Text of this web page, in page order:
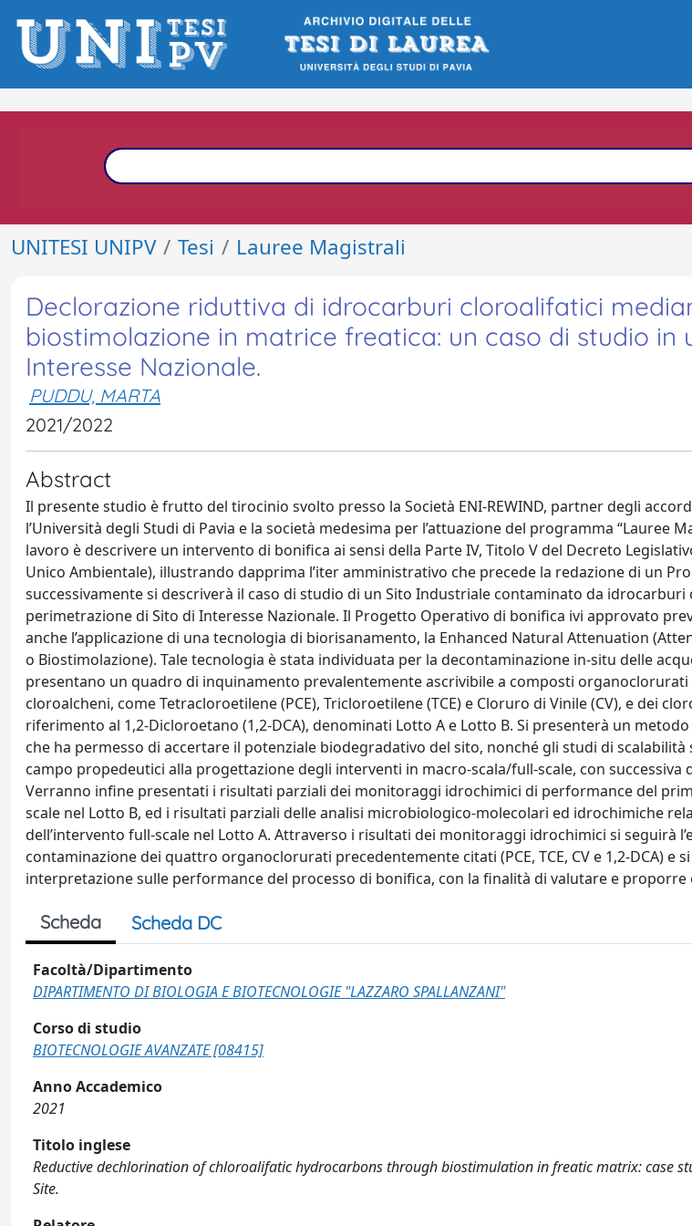
UNITESI UNIPV Tesi Lauree Magistrali
Declorazione riduttiva di idrocarburi cloroalifatici
biostimolazione in matrice freatica: un caso di studio in
Interesse Nazionale.
PUDDU, MARTA
2021/2022
Abstract
Il presente studio è frutto del tirocinio svolto presso la Società ENI-REWIND, partner degli
l’Università degli Studi di Pavia e la società medesima per l’attuazione del programma “Lauree
lavoro è descrivere un intervento di bonifica ai sensi della Parte IV, Titolo V del Decreto
Unico Ambientale), illustrando dapprima l’iter amministrativo che precede la redazione di un
successivamente si descriverà il caso di studio di un Sito Industriale contaminato da
perimetrazione di Sito di Interesse Nazionale. Il Progetto Operativo di bonifica ivi approvato
anche l’applicazione di una tecnologia di biorisanamento, la Enhanced Natural Attenuation
o Biostimolazione). Tale tecnologia è stata individuata per la decontaminazione in-situ delle
presentano un quadro di inquinamento prevalentemente ascrivibile a composti organoclorurati
cloroalcheni, come Tetracloroetilene (PCE), Tricloroetilene (TCE) e Cloruro di Vinile (CV), e dei
riferimento al 1,2-Dicloroetano (1,2-DCA), denominati Lotto A e Lotto B. Si presenterà un
che ha permesso di accertare il potenziale biodegradativo del sito, nonché gli studi di
campo propedeutici alla progettazione degli interventi in macro-scala/full-scale, con successiva
Verranno infine presentati i risultati parziali dei monitoraggi idrochimici di performance del
scale nel Lotto B, ed i risultati parziali delle analisi microbiologico-molecolari ed idrochimiche
dell’intervento full-scale nel Lotto A. Attraverso i risultati dei monitoraggi idrochimici si seguirà
contaminazione dei quattro organoclorurati precedentemente citati (PCE, TCE, CV e 1,2-DCA) e
interpretazione sulle performance del processo di bonifica, con la finalità di valutare e
Scheda Scheda DC
Facoltà/Dipartimento
DIPARTIMENTO DI BIOLOGIA E BIOTECNOLOGIE "LAZZARO SPALLANZANI"
Corso di studio
BIOTECNOLOGIE AVANZATE [08415]
Anno Accademico
2021
Titolo inglese
Reductive dechlorination of chloroalifatic hydrocarbons through biostimulation in freatic matrix: case
Site.